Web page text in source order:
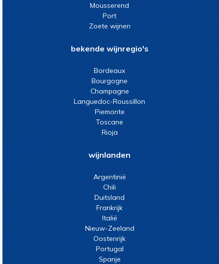
Mousserend
Port
Zoete wijnen
bekende wijnregio's
Bordeaux
Bourgogne
Champagne
Languedoc-Roussillon
Piemonte
Toscane
Rioja
wijnlanden
Argentinië
Chili
Duitsland
Frankrijk
Italië
Nieuw-Zeeland
Oostenrijk
Portugal
Spanje